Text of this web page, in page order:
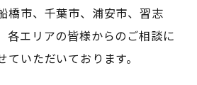
橋市、千葉市、浦安市、習志
各エリアの皆様からのご相談に
いただいております。